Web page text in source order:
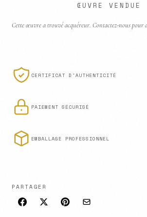
ŒUVRE VENDUE
Cette œuvre a trouvé acquéreur. Contactez-nous pour
CERTIFICAT D'AUTHENTICITÉ
PAIEMENT SÉCURISÉ
EMBALLAGE PROFESSIONNEL
PARTAGER